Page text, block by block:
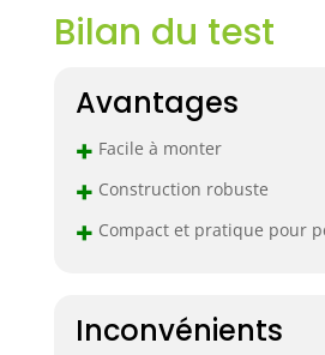
Bilan du test
Avantages
+ Facile à monter
+ Construction robuste
+ Compact et pratique pour
Inconvénients